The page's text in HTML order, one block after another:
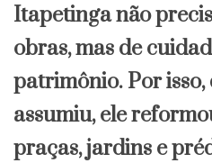
Itapetinga não
obras, mas de
patrimônio. Por isso,
assumiu, ele
praças, jardins e